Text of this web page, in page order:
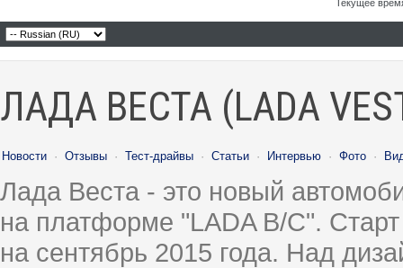
Текущее
ЛАДА ВЕСТА (LADA
Новости · Отзывы · Тест-драйвы · Статьи · Интервью · Фото ·
Лада Веста - это новый
на платформе "LADA B/C".
на сентябрь 2015 года. Над